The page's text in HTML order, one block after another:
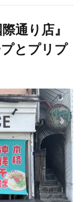
通り店』
とプリプ